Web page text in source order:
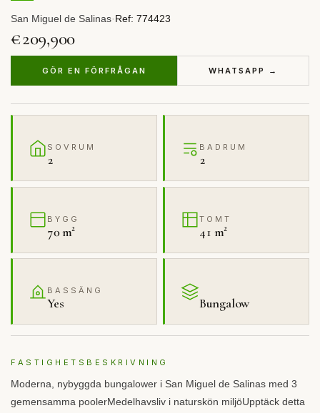
San Miguel de Salinas·Ref: 774423
€209,900
GÖR EN FÖRFRÅGAN WHATSAPP →
SOVRUM
2
BADRUM
2
BYGG
70 m²
TOMT
41 m²
BASSÄNG
Yes Bungalow
FASTIGHETSBESKRIVNING
Moderna, nybyggda bungalower i San Miguel de Salinas med 3
gemensamma poolerMedelhavsliv i naturskön miljöUpptäck detta